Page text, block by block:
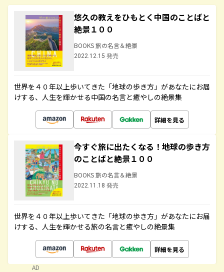
悠久の教えをひもとく中国のことばと
絶景１００
BOOKS 旅の名言＆絶景
2022.12.15 発売
世界を４０年以上歩いてきた「地球の歩き方」があなたにお届
けする、人生を輝かせる中国の名言と癒やしの絶景集
詳細を見る
今すぐ旅に出たくなる！地球の歩き方
のことばと絶景１００
BOOKS 旅の名言＆絶景
2022.11.18 発売
世界を４０年以上歩いてきた「地球の歩き方」があなたにお届
けする、人生を輝かせる旅の名言と癒やしの絶景集
詳細を見る
AD